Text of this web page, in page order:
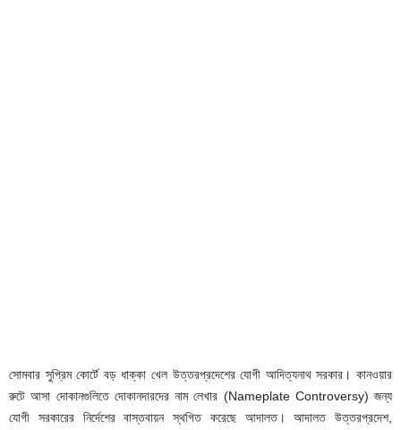
সোমবার সুপ্রিম কোর্টে বড় ধাক্কা খেল উত্তরপ্রদেশের যোগী আদিত্যনাথ সরকার। কানওয়ার
রুটে আসা দোকানগুলিতে দোকানদারদের নাম লেখার (Nameplate Controversy) জন্য
যোগী সরকারের নির্দেশের বাস্তবায়ন স্থগিত করেছে আদালত। আদালত উত্তরপ্রদেশ,